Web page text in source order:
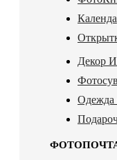
Декор
Одежда